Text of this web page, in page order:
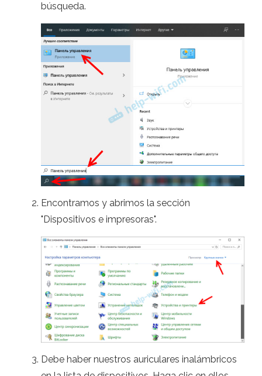
búsqueda.
Encontramos y abrimos la sección
"Dispositivos e impresoras".
Debe haber nuestros auriculares inalámbricos